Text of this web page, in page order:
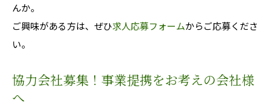
んか。
ご興味がある方は、ぜひ求人応募フォームからご応募くださ
い。
協力会社募集！事業提携をお考えの会社様
へ